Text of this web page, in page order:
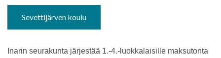
Sevettijärven koulu
Inarin seurakunta järjestää 1.-4.-luokkalaisille maksutonta